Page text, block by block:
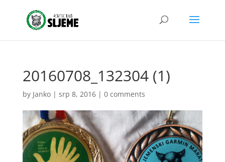
20160708_132304 (1)
by Janko| srp 8, 2016| 0 comments